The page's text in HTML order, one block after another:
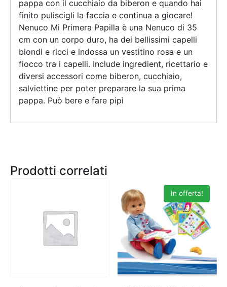
pappa con il cucchiaio da biberon e quando hai
finito puliscigli la faccia e continua a giocare!
Nenuco Mi Primera Papilla è una Nenuco di 35
cm con un corpo duro, ha dei bellissimi capelli
biondi e ricci e indossa un vestitino rosa e un
fiocco tra i capelli. Include ingredient, ricettario e
diversi accessori come biberon, cucchiaio,
salviettine per poter preparare la sua prima
pappa. Può bere e fare pipì
Prodotti correlati
In offerta!